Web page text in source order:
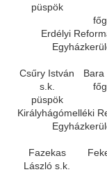
püspök
Erdélyi
Csűry István
s.k.
püspök
Bara
Királyhágómelléki
Fazekas
László s.k.